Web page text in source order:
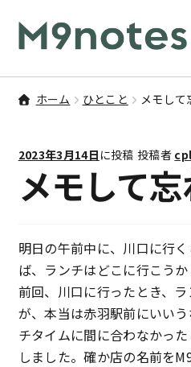
ナ
ビ
ゲ
ー
ン
へ
ス
ッ
プ
コ
ン
テ
ン
ス
キ
ッ
9マスノート
研修
お問い合わせ
アカウント
ご利用案内
ホーム ひとこと メモして
2023年3月14日 に投稿 投稿者
メモして
明日の午前中に、川口に行
ば、ランチはどこに行こう
前回、川口に行ったとき、
が、本当は赤羽駅前にいい
チタイムに間に合わなかっ
しました。確か店の名前を